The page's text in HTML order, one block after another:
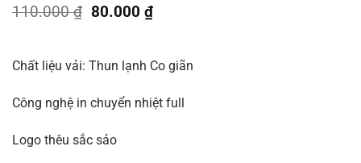
110.000₫ Giá
110.000 ₫.
80.000 ₫Giá
hiện
là:
80.000 ₫.
Chất liệu vải: Thun lạnh Co giãn
Công nghệ in chuyển nhiệt full
Logo thêu sắc sảo